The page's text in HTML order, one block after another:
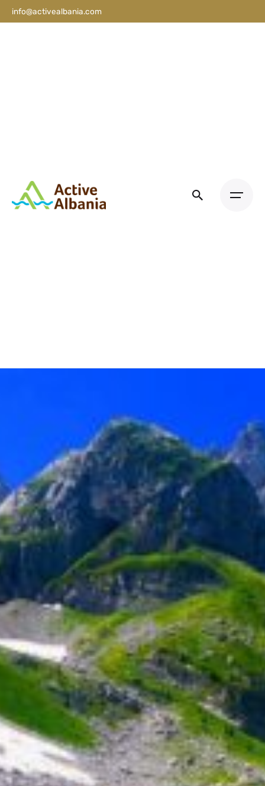
info@activealbania.com